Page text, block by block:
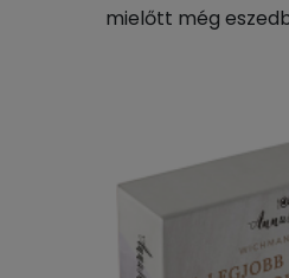
mielőtt még